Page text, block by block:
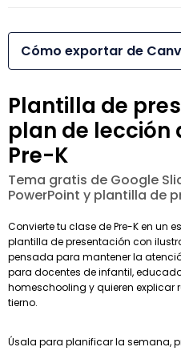
Cómo exportar de
Plantilla de
plan de
Pre-K
Tema gratis de Google
PowerPoint y plantilla de
Convierte tu clase de Pre-K en un
plantilla de presentación con
pensada para mantener la
para docentes de infantil,
homeschooling y quieren
tierno.
Úsala para planificar la semana,